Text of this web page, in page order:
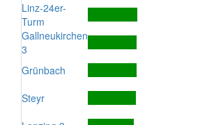
Linz-24er-
Turm
Gallneukirchen
3
Grünbach
Steyr